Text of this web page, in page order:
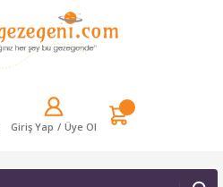
Giriş Yap / Üye Ol